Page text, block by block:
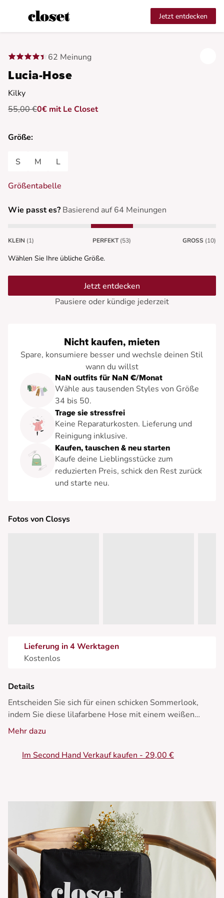
Jetzt entdecken
62 Meinung
Lucia-Hose
Kilky
55,00 €0€ mit Le Closet
Größe:
S M L
Größentabelle
Wie passt es? Basierend auf 64 Meinungen
KLEIN (1) PERFEKT (53) GROSS (10)
Wählen Sie Ihre übliche Größe.
Jetzt entdecken
Pausiere oder kündige jederzeit
Nicht kaufen, mieten
Spare, konsumiere besser und wechsle deinen Stil
wann du willst
NaN outfits für NaN €/Monat
Wähle aus tausenden Styles von Größe
34 bis 50.
Trage sie stressfrei
Keine Reparaturkosten. Lieferung und
Reinigung inklusive.
Kaufen, tauschen & neu starten
Kaufe deine Lieblingsstücke zum
reduzierten Preis, schick den Rest zurück
und starte neu.
Fotos von Closys
Lieferung in 4 Werktagen
Kostenlos
Details
Entscheiden Sie sich für einen schicken Sommerlook,
indem Sie diese lilafarbene Hose mit einem weißen
Oberteil und goldenen Sandalen kombinieren.
- Lockere Hose
- Vibrierende Farbe
Mehr dazu
Im Second Hand Verkauf kaufen - 29,00 €